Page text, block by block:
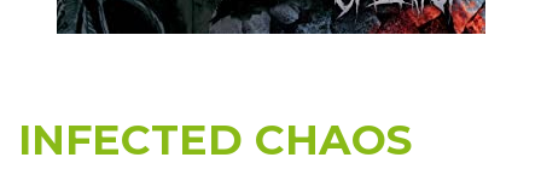
INFECTED CHAOS